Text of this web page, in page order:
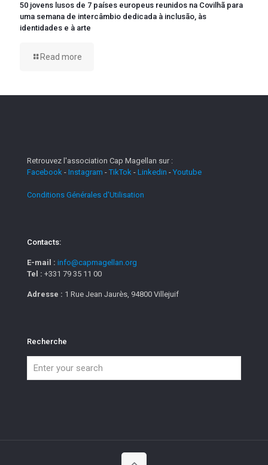
50 jovens lusos de 7 países europeus reunidos na Covilhã para
uma semana de intercâmbio dedicada à inclusão, às
identidades e à arte
Read more
Retrouvez l'association Cap Magellan sur :
Facebook - Instagram -TikTok - Linkedin - Youtube
Conditions Générales d'Utilisation
Contacts:
E-mail : info@capmagellan.org
Tel : +331 79 35 11 00
Adresse : 1 Rue Jean Jaurès, 94800 Villejuif
Recherche